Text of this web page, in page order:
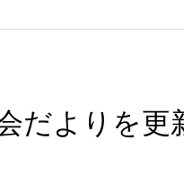
だよりを更